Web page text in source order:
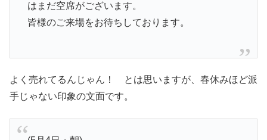
はまだ空席がございます。
皆様のご来場をお待ちしております。
よく売れてるんじゃん！ とは思いますが、春休みほど派
手じゃない印象の文面です。